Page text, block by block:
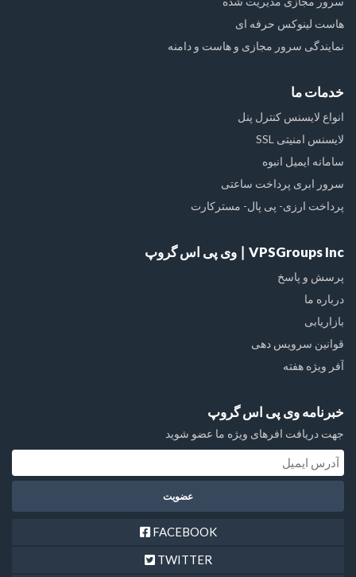
هاست لینوکس حرفه ای
نمایندگی سرور مجازی و هاست و دامنه
خدمات ما
انواع لایسنس کنترل پنل
لایسنس امنیتی SSL
سامانه ایمیل انبوه
سرور ابری پرداخت ساعتی
پرداخت ارزی- پی پال- مسترکارت
VPSGroups Inc ∣ وی پی اس گروپ
پرسش و پاسخ
درباره ما
بازاریابی
قوانین سرویس دهی
آفر ویژه هفته
خبرنامه وی پی اس گروپ
جهت دریافت افرهای ویژه ما عضو شوید
FACEBOOK
TWITTER